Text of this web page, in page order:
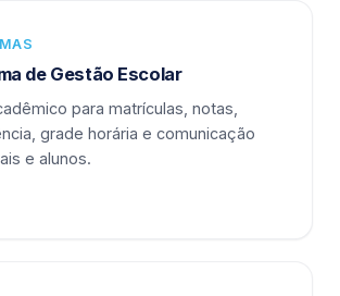
de Gestão Escolar
para matrículas, notas,
grade horária e comunicação
e alunos.